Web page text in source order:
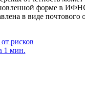
форме в
в виде почтового
рисков
1 мин.